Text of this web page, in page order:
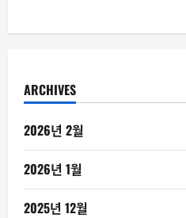
ARCHIVES
2026년 2월
2026년 1월
2025년 12월